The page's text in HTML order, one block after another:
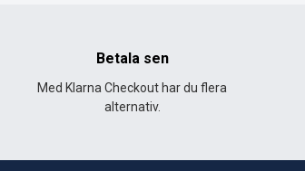
Betala sen
Med Klarna Checkout har du flera
alternativ.